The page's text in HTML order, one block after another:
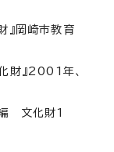
』岡崎市教育
財』2001年、
編 文化財1